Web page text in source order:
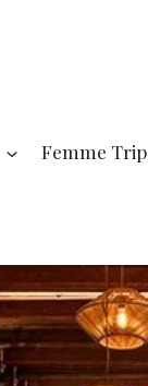
Femme Trip